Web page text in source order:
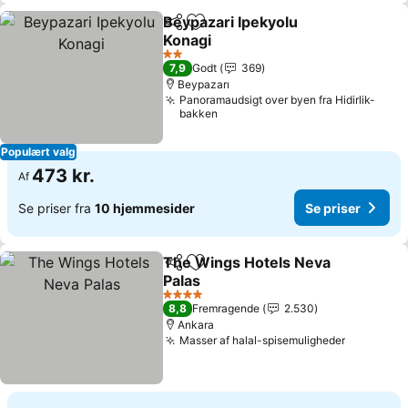
Populært valg
Del Føj til favoritter
Beypazari Ipekyolu
Konagi
Se priser
2 Stjerner
7,9 Godt
369
Beypazarı
Panoramaudsigt over byen fra Hidirlik-
bakken
Af 473 kr.
Se priser fra 10 hjemmesider Se priser
Del Føj til favoritter
The Wings Hotels Neva
Palas
Se priser
4 Stjerner
8,8 Fremragende
2.530
Ankara
Masser af halal-spisemulighederSe priser